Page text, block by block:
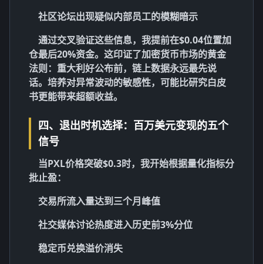
社区论坛出现疑似内部员工的模糊暗示
通过交叉验证这些信息，我提前在$0.04位置加
仓最后20%资金。这印证了加密货币市场的黄金
法则：重大利好公布前，链上数据永远最先说
话。培养对异常波动的敏感性，可能比研究白皮
书更能带来超额收益。
四、退出时机选择：百万美元变现的五个
信号
当PXL价格突破$0.3时，我开始根据量化指标分
批止盈：
交易所流入量达到三个月峰值
社交媒体讨论热度进入历史前3%分位
稳定币兑换溢价消失